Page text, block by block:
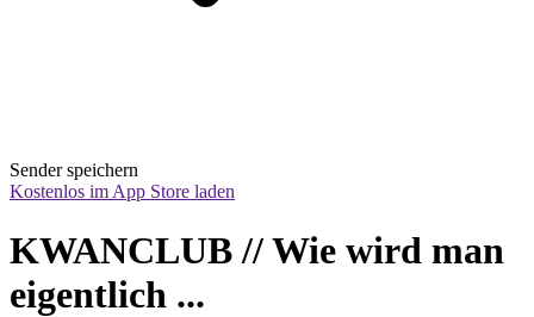
Sender speichern
Kostenlos im App Store laden
KWANCLUB // Wie wird man
eigentlich ...